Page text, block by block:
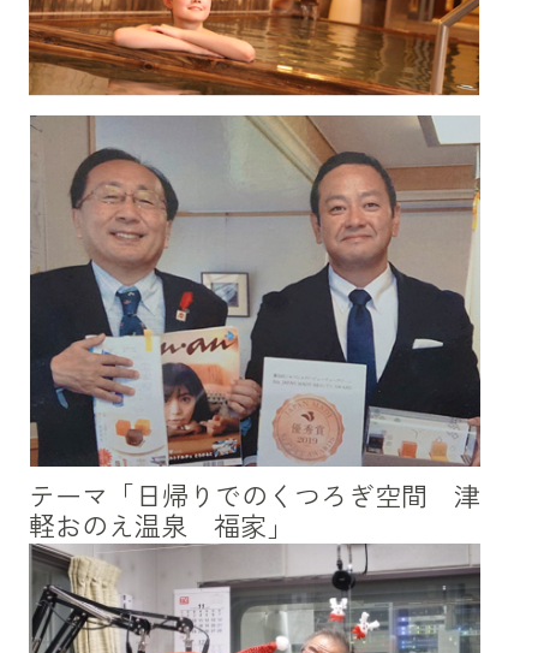
テーマ「日帰りでのくつろぎ空間 津
軽おのえ温泉 福家」